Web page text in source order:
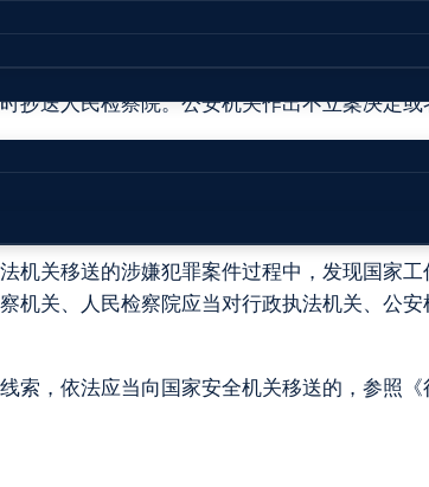
受理。受理后认为不属于本机关管辖的应当
时审查，依法作出立案或者不予立案的决定
抄送人民检察院。公安机关作出不立案决定
免予刑事处罚的案件，认为依法应当给予行
机关移送的涉嫌犯罪案件过程中，发现国家
关、人民检察院应当对行政执法机关、公
索，依法应当向国家安全机关移送的，参照